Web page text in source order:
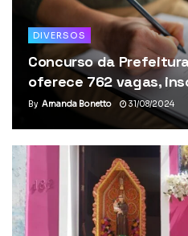
DIVERSOS
Concurso da
oferece 762 vagas,
By Amanda Bonetto 31/08/2024